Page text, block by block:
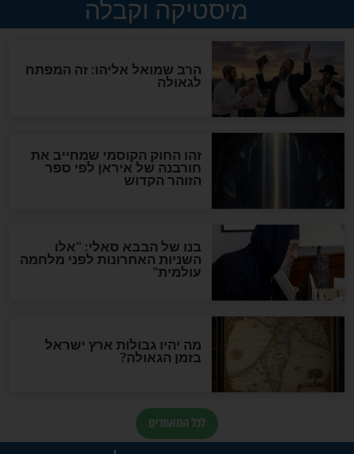
"לפני הגאולה תהיה אפיקורסות
והכחשה גדולה מאוד של
האמונה"
האם לאחר בוא המשיח יהיה
אפשר לחזור בתשובה?
לכל המאמרים
להמתקת הדינים וביטול
גזרות